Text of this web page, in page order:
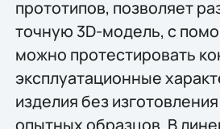
прототипов, позволяет
точную 3D-модель, с
можно протестировать
эксплуатационные
изделия без
опытных образцов. В